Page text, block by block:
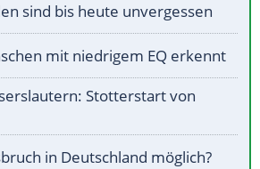
sind bis heute unvergessen
mit niedrigem EQ erkennt
Stotterstart von
in Deutschland möglich?